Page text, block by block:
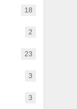
18
2
23
3
3